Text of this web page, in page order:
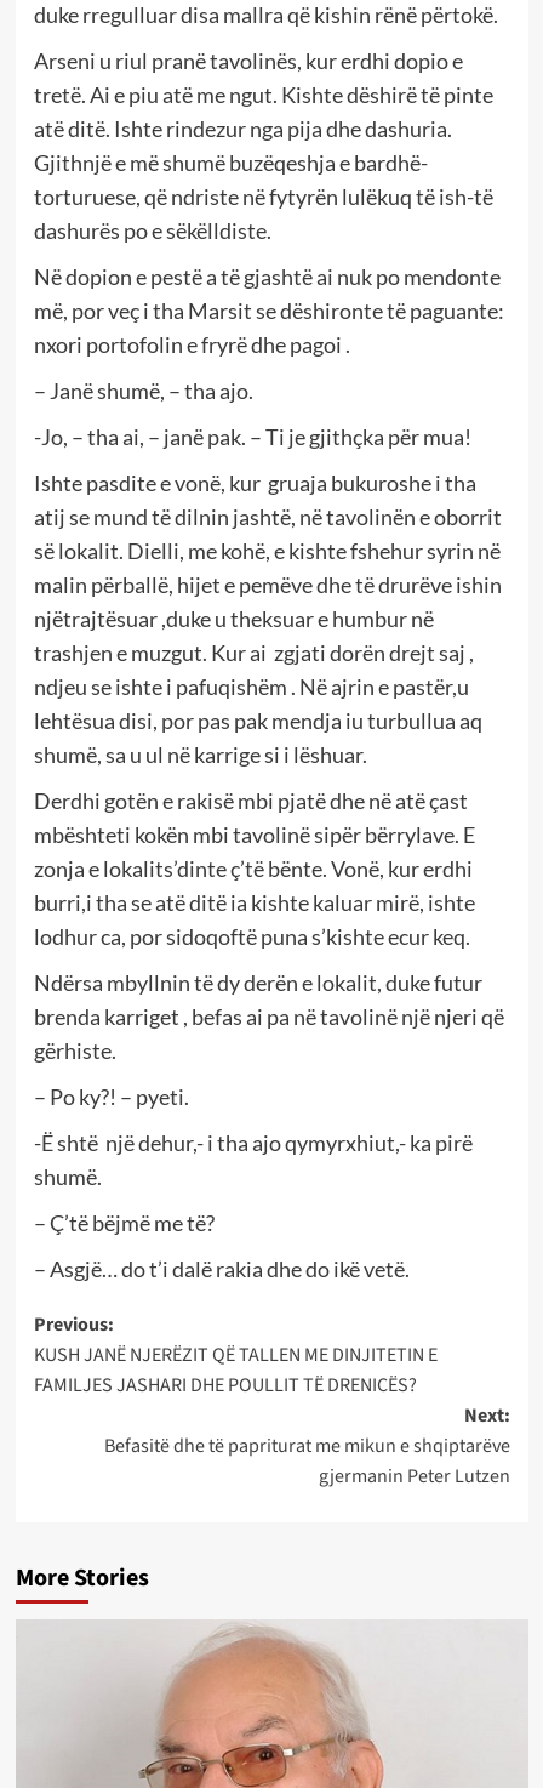
duke rregulluar disa mallra që kishin rënë përtokë.
Arseni u riul pranë tavolinës, kur erdhi dopio e
tretë. Ai e piu atë me ngut. Kishte dëshirë të pinte
atë ditë. Ishte rindezur nga pija dhe dashuria.
Gjithnjë e më shumë buzëqeshja e bardhë-
torturuese, që ndriste në fytyrën lulëkuq të ish-të
dashurës po e sëkëlldiste.
Në dopion e pestë a të gjashtë ai nuk po mendonte
më, por veç i tha Marsit se dëshironte të paguante:
nxori portofolin e fryrë dhe pagoi .
– Janë shumë, – tha ajo.
-Jo, – tha ai, – janë pak. – Ti je gjithçka për mua!
Ishte pasdite e vonë, kur gruaja bukuroshe i tha
atij se mund të dilnin jashtë, në tavolinën e oborrit
së lokalit. Dielli, me kohë, e kishte fshehur syrin në
malin përballë, hijet e pemëve dhe të drurëve ishin
njëtrajtësuar ,duke u theksuar e humbur në
trashjen e muzgut. Kur ai zgjati dorën drejt saj ,
ndjeu se ishte i pafuqishëm . Në ajrin e pastër,u
lehtësua disi, por pas pak mendja iu turbullua aq
shumë, sa u ul në karrige si i lëshuar.
Derdhi gotën e rakisë mbi pjatë dhe në atë çast
mbështeti kokën mbi tavolinë sipër bërrylave. E
zonja e lokalits’dinte ç’të bënte. Vonë, kur erdhi
burri,i tha se atë ditë ia kishte kaluar mirë, ishte
lodhur ca, por sidoqoftë puna s’kishte ecur keq.
Ndërsa mbyllnin të dy derën e lokalit, duke futur
brenda karriget , befas ai pa në tavolinë një njeri që
gërhiste.
– Po ky?! – pyeti.
-Ë shtë një dehur,- i tha ajo qymyrxhiut,- ka pirë
shumë.
– Ç’të bëjmë me të?
– Asgjë… do t’i dalë rakia dhe do ikë vetë.
Post
navigation
Previous:
KUSH JANË NJERËZIT QË TALLEN ME DINJITETIN E
FAMILJES JASHARI DHE POULLIT TË DRENICËS?
Next:
Befasitë dhe të papriturat me mikun e shqiptarëve
gjermanin Peter Lutzen
More Stories